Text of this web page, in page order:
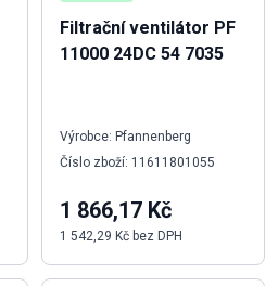
Filtrační ventilátor PF
11000 24DC 54 7035
Výrobce: Pfannenberg
Číslo zboží: 11611801055
1 866,17 Kč
1 542,29 Kč bez DPH